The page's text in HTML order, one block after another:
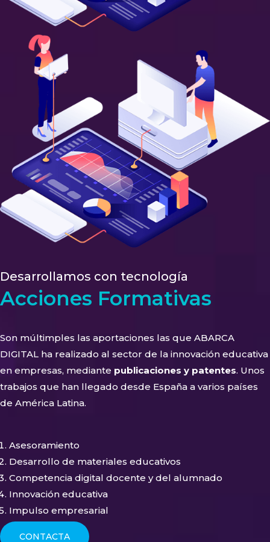
Desarrollamos con tecnología
Acciones Formativas
Son múltimples las aportaciones las que ABARCA
DIGITAL ha realizado al sector de la innovación educativa
en empresas, mediante publicaciones y patentes. Unos
trabajos que han llegado desde España a varios países
de América Latina.
Asesoramiento
Desarrollo de materiales educativos
Competencia digital docente y del alumnado
Innovación educativa
Impulso empresarial
CONTACTA